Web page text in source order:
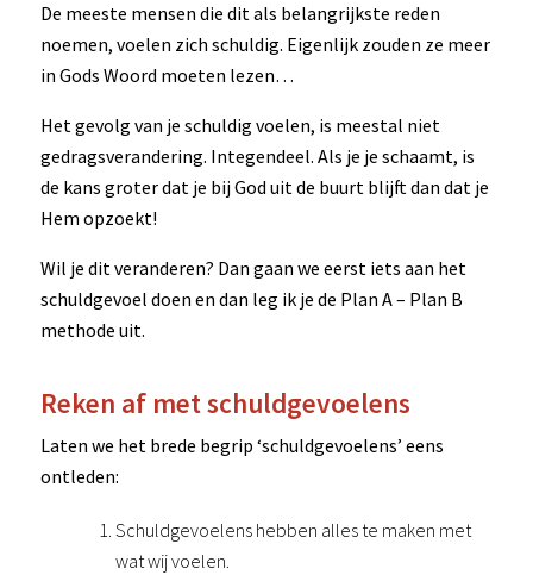
De meeste mensen die dit als belangrijkste reden
noemen, voelen zich schuldig. Eigenlijk zouden ze meer
in Gods Woord moeten lezen…
Het gevolg van je schuldig voelen, is meestal niet
gedragsverandering. Integendeel. Als je je schaamt, is
de kans groter dat je bij God uit de buurt blijft dan dat je
Hem opzoekt!
Wil je dit veranderen? Dan gaan we eerst iets aan het
schuldgevoel doen en dan leg ik je de Plan A – Plan B
methode uit.
Reken af met schuldgevoelens
Laten we het brede begrip ‘schuldgevoelens’ eens
ontleden:
Schuldgevoelens hebben alles te maken met
wat wij voelen.